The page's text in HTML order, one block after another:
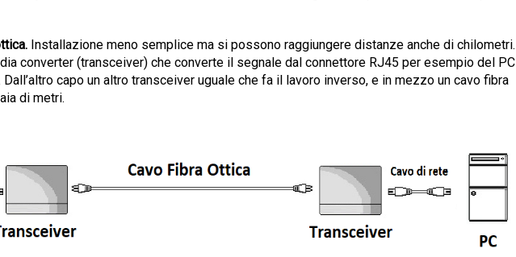
Installazione meno semplice ma si possono raggiungere distanze anche di chilometri.
converter (transceiver) che converte il segnale dal connettore RJ45 per esempio del PC
capo un altro transceiver uguale che fa il lavoro inverso, e in mezzo un cavo fibra
di metri.